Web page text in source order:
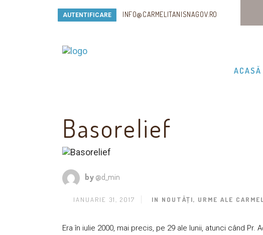
AUTENTIFICARE INFO@CARMELITANISNAGOV.RO
ACASĂ
Basorelief
by @d_min
IANUARIE 31, 2017 IN NOUTĂŢI, URME ALE
Era în iulie 2000, mai precis, pe 29 ale lunii, atunci când